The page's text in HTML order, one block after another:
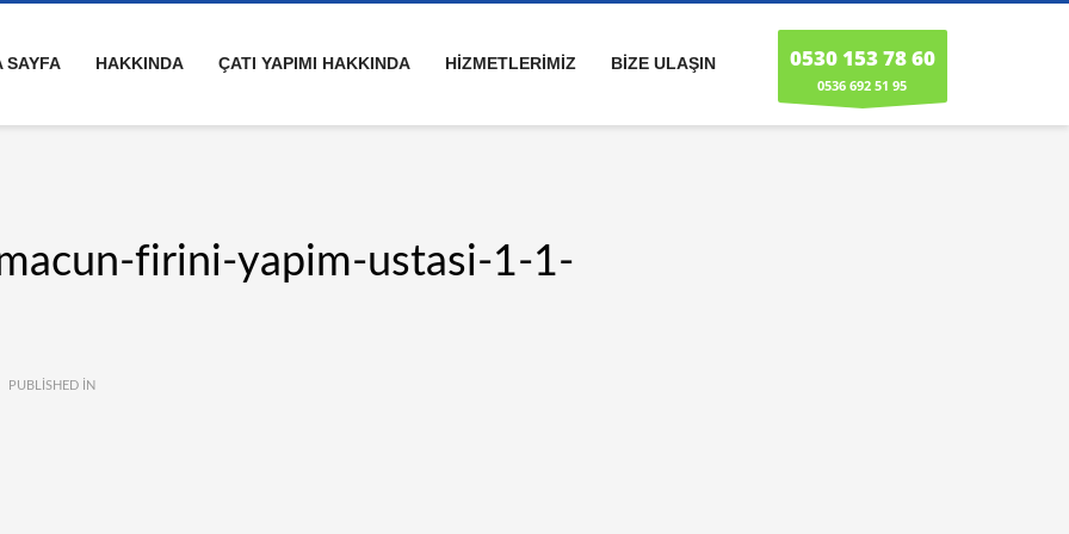
SAYFA HAKKINDA ÇATI YAPIMI HAKKINDA HİZMETLERİMİZ BİZE ULAŞIN 0530 153 78 60
0536 692 51 95
firini-yapim-ustasi-1-1-
PUBLISHED IN